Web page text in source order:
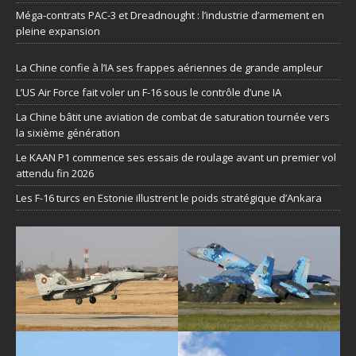
Méga-contrats PAC-3 et Dreadnought : l’industrie d’armement en
pleine expansion
La Chine confie à l’IA ses frappes aériennes de grande ampleur
L’US Air Force fait voler un F-16 sous le contrôle d’une IA
La Chine bâtit une aviation de combat de saturation tournée vers
la sixième génération
Le KAAN P1 commence ses essais de roulage avant un premier vol
attendu fin 2026
Les F-16 turcs en Estonie illustrent le poids stratégique d’Ankara